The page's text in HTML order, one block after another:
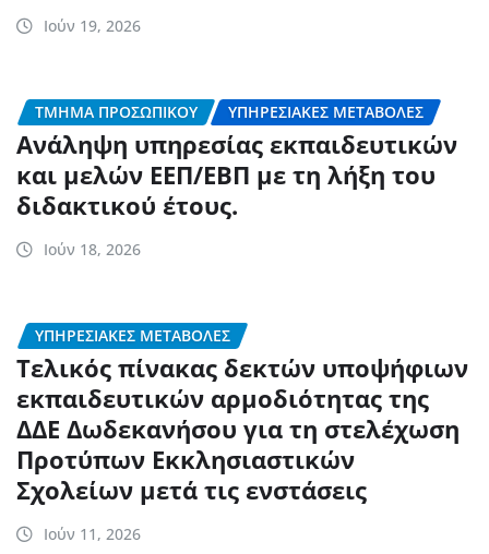
Ιούν 19, 2026
ΤΜΉΜΑ ΠΡΟΣΩΠΙΚΟΎ ΥΠΗΡΕΣΙΑΚΈΣ ΜΕΤΑΒΟΛΈΣ
Ανάληψη υπηρεσίας εκπαιδευτικών
και μελών ΕΕΠ/ΕΒΠ με τη λήξη του
διδακτικού έτους.
Ιούν 18, 2026
ΥΠΗΡΕΣΙΑΚΈΣ ΜΕΤΑΒΟΛΈΣ
Τελικός πίνακας δεκτών υποψήφιων
εκπαιδευτικών αρμοδιότητας της
ΔΔΕ Δωδεκανήσου για τη στελέχωση
Προτύπων Εκκλησιαστικών
Σχολείων μετά τις ενστάσεις
Ιούν 11, 2026